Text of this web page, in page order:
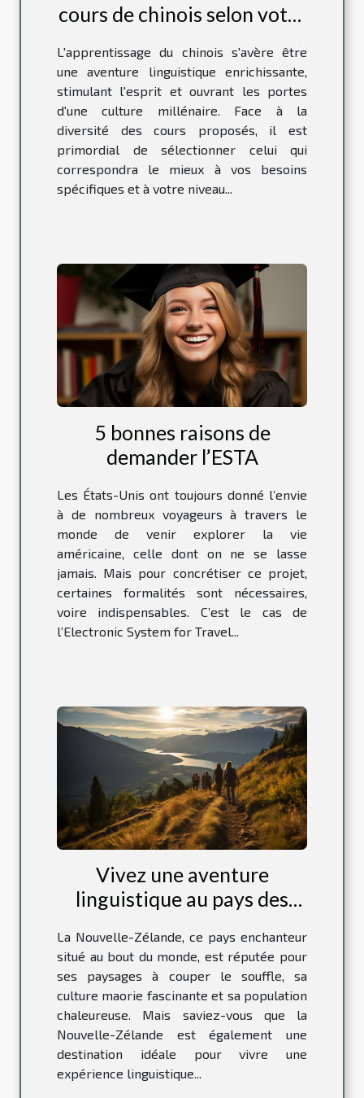
cours de chinois selon votre
L'apprentissage du chinois s'avère être
une aventure linguistique enrichissante,
stimulant l'esprit et ouvrant les portes
d'une culture millénaire. Face à la
diversité des cours proposés, il est
primordial de sélectionner celui qui
correspondra le mieux à vos besoins
spécifiques et à votre niveau...
5 bonnes raisons de
demander l’ESTA
Les États-Unis ont toujours donné l’envie
à de nombreux voyageurs à travers le
monde de venir explorer la vie
américaine, celle dont on ne se lasse
jamais. Mais pour concrétiser ce projet,
certaines formalités sont nécessaires,
voire indispensables. C’est le cas de
l’Electronic System for Travel...
Vivez une aventure
linguistique au pays des
Zélande
La Nouvelle-Zélande, ce pays enchanteur
situé au bout du monde, est réputée pour
ses paysages à couper le souffle, sa
culture maorie fascinante et sa population
chaleureuse. Mais saviez-vous que la
Nouvelle-Zélande est également une
destination idéale pour vivre une
expérience linguistique...